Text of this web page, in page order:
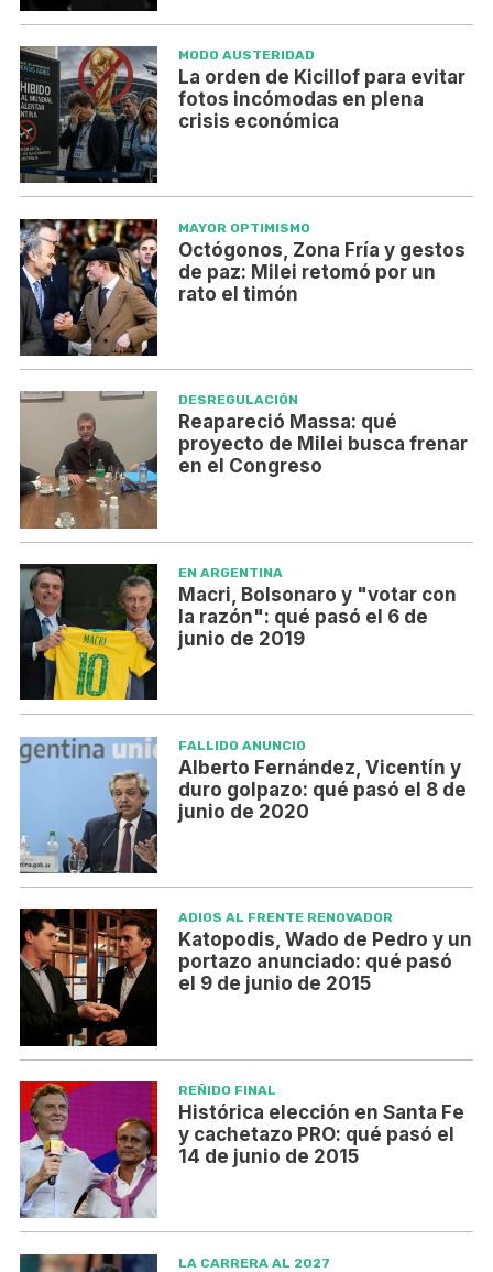
MODO AUSTERIDAD
La orden de Kicillof para evitar
fotos incómodas en plena
crisis económica
MAYOR OPTIMISMO
Octógonos, Zona Fría y gestos
de paz: Milei retomó por un
rato el timón
DESREGULACIÓN
Reapareció Massa: qué
proyecto de Milei busca frenar
en el Congreso
EN ARGENTINA
Macri, Bolsonaro y "votar con
la razón": qué pasó el 6 de
junio de 2019
FALLIDO ANUNCIO
Alberto Fernández, Vicentín y
duro golpazo: qué pasó el 8 de
junio de 2020
ADIOS AL FRENTE RENOVADOR
Katopodis, Wado de Pedro y un
portazo anunciado: qué pasó
el 9 de junio de 2015
REÑIDO FINAL
Histórica elección en Santa Fe
y cachetazo PRO: qué pasó el
14 de junio de 2015
LA CARRERA AL 2027